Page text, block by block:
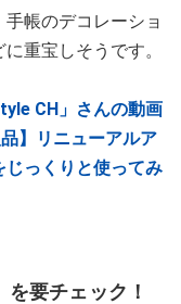
帳のデコレーショ
重宝しそうです。
CH」さんの動画
】リニューアルア
っくりと使ってみ
要チェック！